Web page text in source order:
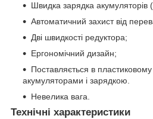
Швидка зарядка акумуляторів
Автоматичний захист від
Дві швидкості редуктора;
Ергономічний дизайн;
Поставляється в
акумуляторами і зарядкою.
Невелика вага.
Технічні характеристики